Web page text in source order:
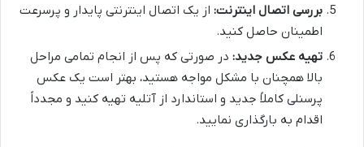
بررسی اتصال اینترنت: از یک اتصال اینترنتی پایدار و پرسرعت
اطمینان حاصل کنید.
تهیه عکس جدید: در صورتی که پس از انجام تمامی مراحل
بالا همچنان با مشکل مواجه هستید، بهتر است یک عکس
پرسنلی کاملاً جدید و استاندارد از آتلیه تهیه کنید و مجدداً
اقدام به بارگذاری نمایید.